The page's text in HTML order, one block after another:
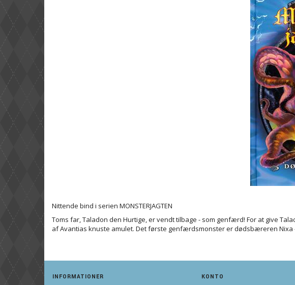
Nittende bind i serien MONSTERJAGTEN
Toms far, Taladon den Hurtige, er vendt tilbage - som genfærd! For at give
af Avantias knuste amulet. Det første genfærdsmonster er dødsbæreren
INFORMATIONER KONTO